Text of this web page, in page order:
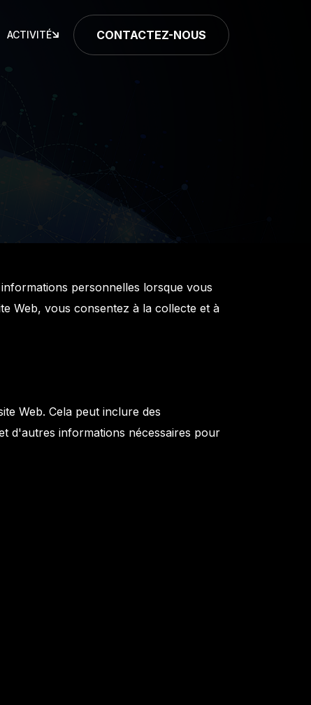
ACTIVITÉ CONTACTEZ-NOUS
personnelles lorsque vous
Web, vous consentez à la collecte et à
Web. Cela peut inclure des
d'autres informations nécessaires pour